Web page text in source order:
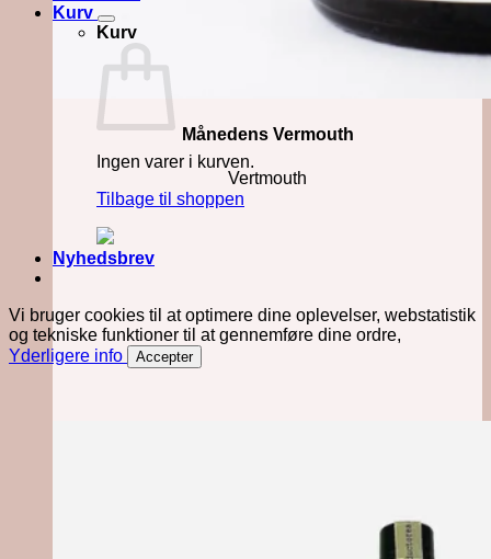
Månedens Vermouth
Vertmouth
Kurv
Kurv
Ingen varer i kurven.
Tilbage til shoppen
Nyhedsbrev
Vi bruger cookies til at optimere dine oplevelser, webstatistik
og tekniske funktioner til at gennemføre dine ordre,
Yderligere info
Accepter